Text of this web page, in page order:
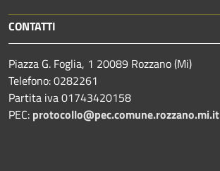
CONTATTI
Piazza G. Foglia, 1 20089 Rozzano (Mi)
Telefono: 0282261
Partita iva 01743420158
PEC: protocollo@pec.comune.rozzano.mi.it